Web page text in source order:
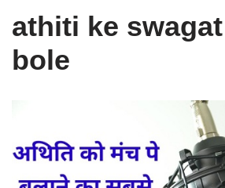
athiti ke
bole